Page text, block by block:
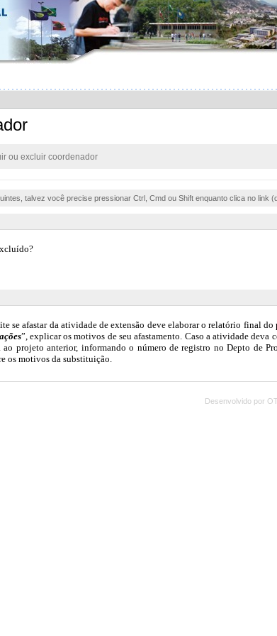
ou excluir coordenador
talvez você precise pressionar Ctrl, Cmd ou Shift enquanto clica no link
Desenvolvido por